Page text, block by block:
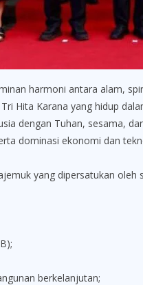
harmoni antara alam,
Hita Karana yang hidup
dengan Tuhan, sesama,
dominasi ekonomi dan
yang dipersatukan
berkelanjutan;